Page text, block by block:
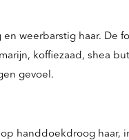
weerbarstig haar. De
koffiezaad, shea
gevoel.
handdoekdroog haar,